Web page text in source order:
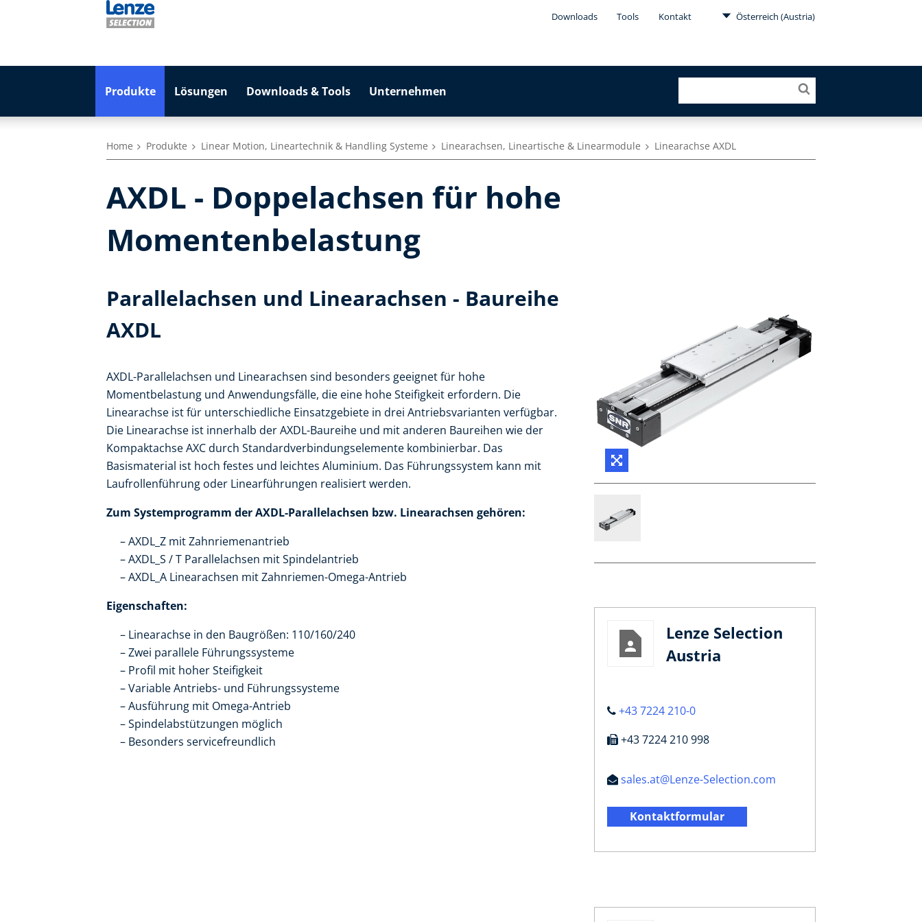
Downloads Tools Kontakt Österreich (Austria)
Produkte Lösungen Downloads & Tools Unternehmen
Home Produkte Linear Motion, Lineartechnik & Handling Systeme Linearachsen, Lineartische & Linearmodule Linearachse AXDL
AXDL - Doppelachsen für hohe
Momentenbelastung
Parallelachsen und Linearachsen - Baureihe
AXDL
AXDL-Parallelachsen und Linearachsen sind besonders geeignet für hohe
Momentbelastung und Anwendungsfälle, die eine hohe Steifigkeit erfordern. Die
Linearachse ist für unterschiedliche Einsatzgebiete in drei Antriebsvarianten verfügbar.
Die Linearachse ist innerhalb der AXDL-Baureihe und mit anderen Baureihen wie der
Kompaktachse AXC durch Standardverbindungselemente kombinierbar. Das
Basismaterial ist hoch festes und leichtes Aluminium. Das Führungssystem kann mit
Laufrollenführung oder Linearführungen realisiert werden.
Zum Systemprogramm der AXDL-Parallelachsen bzw. Linearachsen gehören:
AXDL_Z mit Zahnriemenantrieb
AXDL_S / T Parallelachsen mit Spindelantrieb
AXDL_A Linearachsen mit Zahnriemen-Omega-Antrieb
Eigenschaften:
Linearachse in den Baugrößen: 110/160/240
Zwei parallele Führungssysteme
Profil mit hoher Steifigkeit
Variable Antriebs- und Führungssysteme
Ausführung mit Omega-Antrieb
Spindelabstützungen möglich
Besonders servicefreundlich
Lenze Selection
Austria
+43 7224 210-0
+43 7224 210 998
sales.at@Lenze-Selection.com
Kontaktformular